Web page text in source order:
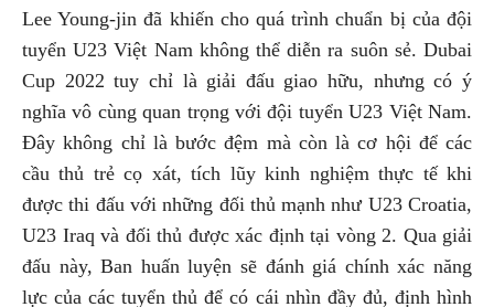
Lee Young-jin đã khiến cho quá trình chuẩn bị của đội
tuyển U23 Việt Nam không thể diễn ra suôn sẻ. Dubai
Cup 2022 tuy chỉ là giải đấu giao hữu, nhưng có ý
nghĩa vô cùng quan trọng với đội tuyển U23 Việt Nam.
Đây không chỉ là bước đệm mà còn là cơ hội để các
cầu thủ trẻ cọ xát, tích lũy kinh nghiệm thực tế khi
được thi đấu với những đối thủ mạnh như U23 Croatia,
U23 Iraq và đối thủ được xác định tại vòng 2. Qua giải
đấu này, Ban huấn luyện sẽ đánh giá chính xác năng
lực của các tuyển thủ để có cái nhìn đầy đủ, định hình